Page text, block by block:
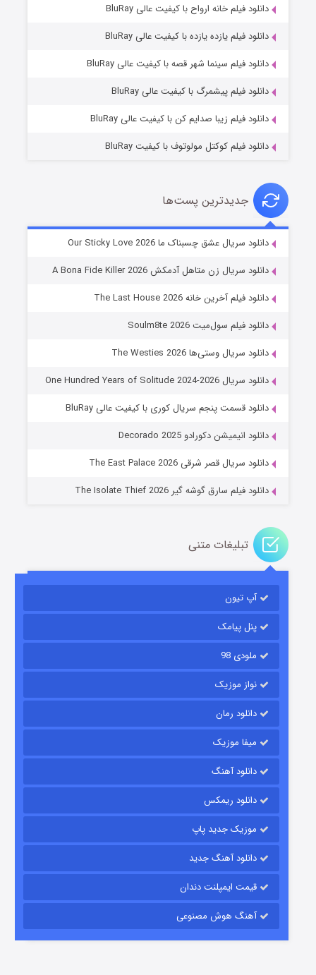
شوهر
عملیات آپارتمان
قسمت۲ (زیرنویس) منتشر شد
قسمت
دانلود فیلم خانه ارواح با کیفیت عالی BluRay
دانلود فیلم یازده یازده با کیفیت عالی BluRay
دانلود فیلم سینما شهر قصه با کیفیت عالی BluRay
دانلود فیلم پیشمرگ با کیفیت عالی BluRay
دانلود فیلم زیبا صدایم کن با کیفیت عالی BluRay
دانلود فیلم کوکتل مولوتوف با کیفیت BluRay
جدیدترین پست‌ها
دانلود سریال عشق چسبناک ما Our Sticky Love 2026
دانلود سریال زن متاهل آدمکش A Bona Fide Killer 2026
دانلود فیلم آخرین خانه The Last House 2026
دانلود فیلم سول‌میت Soulm8te 2026
دانلود سریال وستی‌ها The Westies 2026
دانلود سریال One Hundred Years of Solitude 2024-2026
دانلود قسمت پنجم سریال کوری با کیفیت عالی BluRay
دانلود انیمیشن دکورادو Decorado 2025
دانلود سریال قصر شرقی The East Palace 2026
دانلود فیلم سارق گوشه گیر The Isolate Thief 2026
تبلیغات متنی
آپ تیون
پنل پیامک
ملودی 98
نواز موزیک
دانلود رمان
میفا موزیک
دانلود آهنگ
دانلود ریمکس
موزیک جدید پاپ
دانلود آهنگ جدید
قیمت ایمپلنت دندان
آهنگ هوش مصنوعی